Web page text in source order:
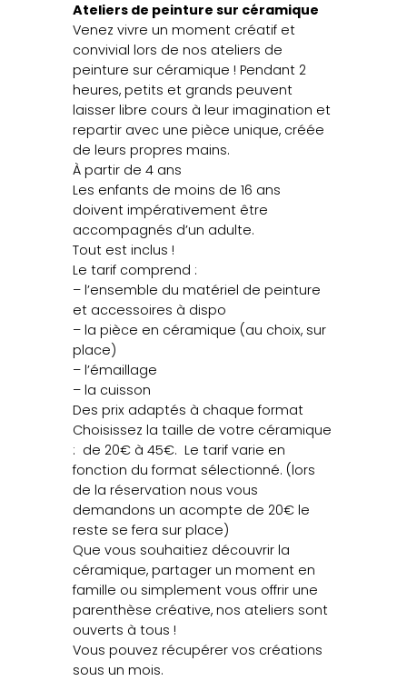
Ateliers de peinture sur céramique
Venez vivre un moment créatif et
convivial lors de nos ateliers de
peinture sur céramique ! Pendant 2
heures, petits et grands peuvent
laisser libre cours à leur imagination et
repartir avec une pièce unique, créée
de leurs propres mains.
À partir de 4 ans
Les enfants de moins de 16 ans
doivent impérativement être
accompagnés d’un adulte.
Tout est inclus !
Le tarif comprend :
– l’ensemble du matériel de peinture
et accessoires à dispo
– la pièce en céramique (au choix, sur
place)
– l’émaillage
– la cuisson
Des prix adaptés à chaque format
Choisissez la taille de votre céramique
: de 20€ à 45€. Le tarif varie en
fonction du format sélectionné. (lors
de la réservation nous vous
demandons un acompte de 20€ le
reste se fera sur place)
Que vous souhaitiez découvrir la
céramique, partager un moment en
famille ou simplement vous offrir une
parenthèse créative, nos ateliers sont
ouverts à tous !
Vous pouvez récupérer vos créations
sous un mois.